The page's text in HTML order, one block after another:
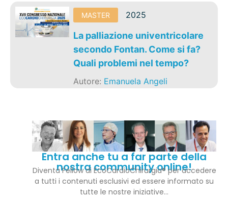
MASTER 2025
La palliazione univentricolare
secondo Fontan. Come si fa?
Quali problemi nel tempo?
Autore: Emanuela Angeli
Entra anche tu a far parte della
nostra community online!
Diventa Fellow di EcoCardioChirurgia® per accedere
a tutti i contenuti esclusivi ed essere informato su
tutte le nostre iniziative…